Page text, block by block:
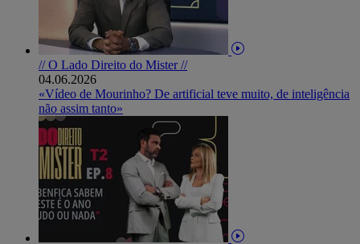
// O Lado Direito do Mister //
04.06.2026
«Vídeo de Mourinho? De artificial teve muito, de inteligência
não assim tanto»